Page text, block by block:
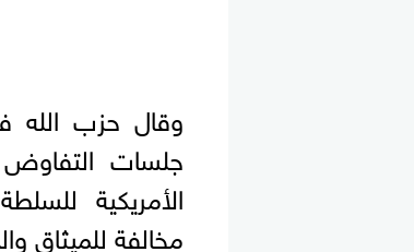
وقال حزب الله
جلسات التفاوض
الأمريكية
مخالفة للميثاق